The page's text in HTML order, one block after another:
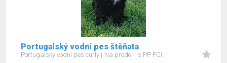
Portugalský vodní pes štěňata
Portugalský vodní pes curly Na prodej s PP FCI